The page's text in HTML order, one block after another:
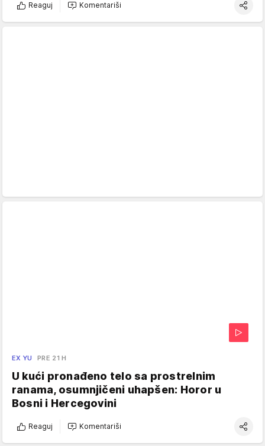
Reaguj Komentariši
EX YU PRE 21 H
U kući pronađeno telo sa prostrelnim
ranama, osumnjičeni uhapšen: Horor u
Bosni i Hercegovini
Reaguj Komentariši